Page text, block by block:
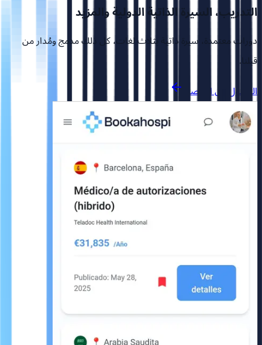
التدريب، السيرة الذاتية الدولية والمزيد
دورات معتمدة، سيرة ذاتية بثلاث لغات، كل ذلك مدمج ومُدار من
قبلنا.
الوصول إلى المنصة